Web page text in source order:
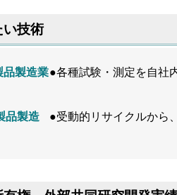
技術
品製造業●各種試験・測定を自社
品製造
●受動的リサイクルから